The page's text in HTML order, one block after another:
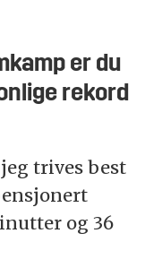
er du
rekord
trives best
og 36